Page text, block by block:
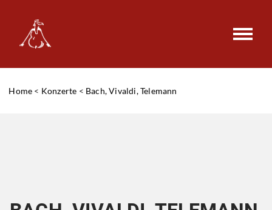
Home < Konzerte < Bach, Vivaldi, Telemann